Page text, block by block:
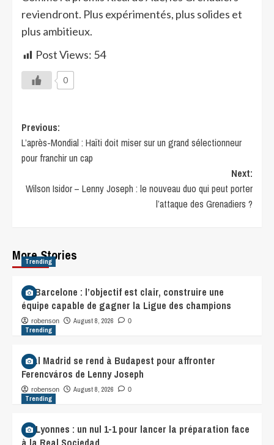
reviendront. Plus expérimentés, plus solides et
plus ambitieux.
Post Views: 54
0
Previous:
L’après-Mondial : Haïti doit miser sur un grand sélectionneur
pour franchir un cap
Next:
Wilson Isidor – Lenny Joseph : le nouveau duo qui peut porter
l’attaque des Grenadiers ?
More Stories
Trending
FC Barcelone : l’objectif est clair, construire une
équipe capable de gagner la Ligue des champions
robenson August 8, 2026 0
Trending
Real Madrid se rend à Budapest pour affronter
Ferencváros de Lenny Joseph
robenson August 8, 2026 0
Trending
OL Lyonnes : un nul 1-1 pour lancer la préparation face